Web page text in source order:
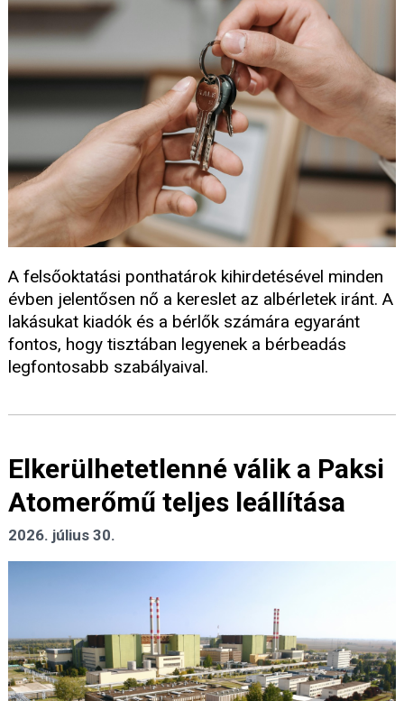
A felsőoktatási ponthatárok kihirdetésével minden
évben jelentősen nő a kereslet az albérletek iránt. A
lakásukat kiadók és a bérlők számára egyaránt
fontos, hogy tisztában legyenek a bérbeadás
legfontosabb szabályaival.
Elkerülhetetlenné válik a Paksi
Atomerőmű teljes leállítása
2026. július 30.